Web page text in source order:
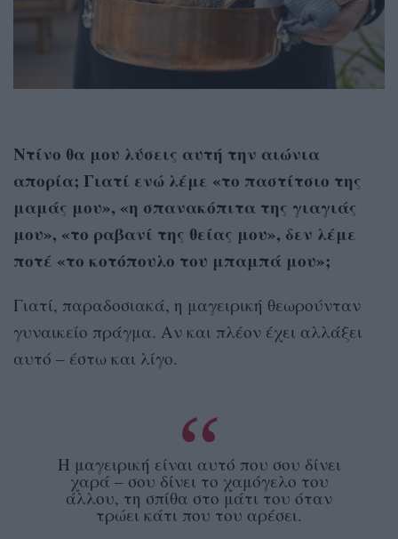
Ντίνο θα μου λύσεις αυτή την αιώνια
απορία; Γιατί ενώ λέμε «το παστίτσιο της
μαμάς μου», «η σπανακόπιτα της γιαγιάς
μου», «το ραβανί της θείας μου», δεν λέμε
ποτέ «το κοτόπουλο του μπαμπά μου»;
Γιατί, παραδοσιακά, η μαγειρική θεωρούνταν
γυναικείο πράγμα. Αν και πλέον έχει αλλάξει
αυτό – έστω και λίγο.
H μαγειρική είναι αυτό που σου δίνει
χαρά – σου δίνει το χαμόγελο του
άλλου, τη σπίθα στο μάτι του όταν
τρώει κάτι που του αρέσει.